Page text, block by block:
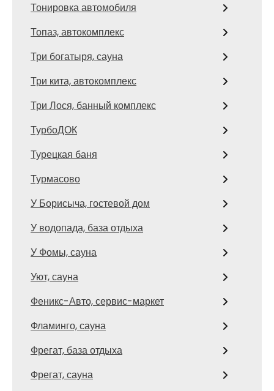
Тонировка автомобиля
Топаз, автокомплекс
Три богатыря, сауна
Три кита, автокомплекс
Три Лося, банный комплекс
ТурбоДОК
Турецкая баня
Турмасово
У Борисыча, гостевой дом
У водопада, база отдыха
У Фомы, сауна
Уют, сауна
Феникс-Авто, сервис-маркет
Фламинго, сауна
Фрегат, база отдыха
Фрегат, сауна